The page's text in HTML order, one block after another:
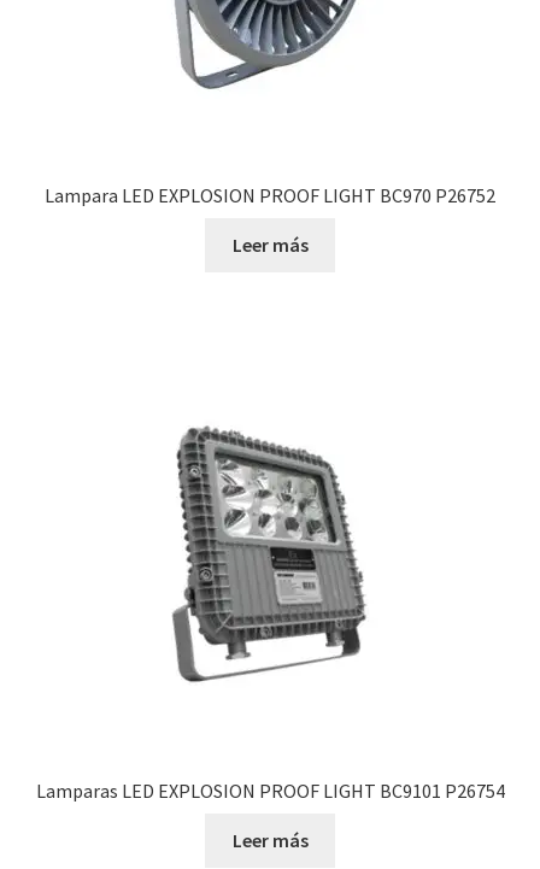
Lampara LED EXPLOSION PROOF LIGHT BC970 P26752
Leer más
Lamparas LED EXPLOSION PROOF LIGHT BC9101 P26754
Leer más